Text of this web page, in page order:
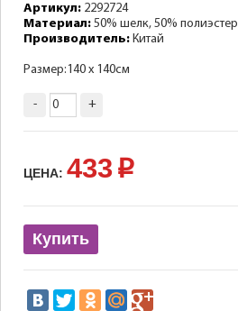
Артикул: 2292724
Материал: 50% шелк, 50% полиэстер
Производитель: Китай
Размер:140 х 140см
- +
ЦЕНА: 433 p
Купить